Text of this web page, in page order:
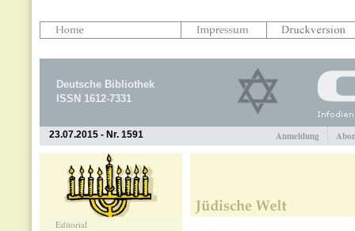
Deutsche Bibliothek
ISSN 1612-7331
23.07.2015 - Nr. 1591 Anmeldung
Editorial